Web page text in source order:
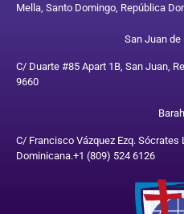
Mella, Santo Domingo, República
San Juan de
C/ Duarte #85 Apart 1B, San Juan,
9660
C/ Francisco Vázquez Ezq. Sócrates
Dominicana.+1 (809) 524 6126